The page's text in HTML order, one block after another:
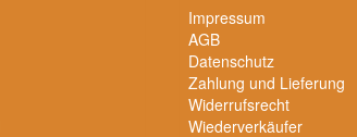
Impressum
AGB
Datenschutz
Zahlung und Lieferung
Widerrufsrecht
Wiederverkäufer